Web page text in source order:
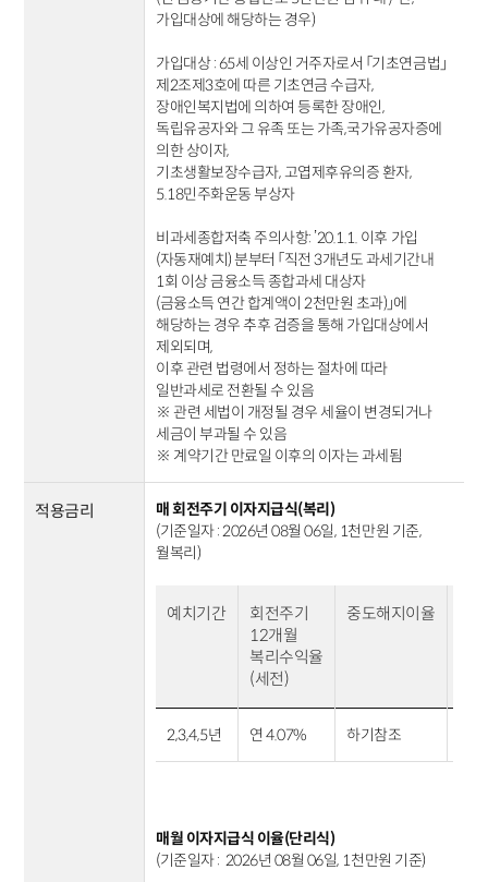
가입대상에 해당하는 경우)
가입대상 : 65세 이상인 거주자로서 「기초연금법」
제2조제3호에 따른 기초연금 수급자,
장애인복지법에 의하여 등록한 장애인,
독립유공자와 그 유족 또는 가족,국가유공자증에
의한 상이자,
기초생활보장수급자, 고엽제후유의증 환자,
5.18민주화운동 부상자
비과세종합저축 주의사항: ’20.1.1. 이후 가입
(자동재예치) 분부터 「직전 3개년도 과세기간내
1회 이상 금융소득 종합과세 대상자
(금융소득 연간 합계액이 2천만원 초과)」에
해당하는 경우 추후 검증을 통해 가입대상에서
제외되며,
이후 관련 법령에서 정하는 절차에 따라
일반과세로 전환될 수 있음
※ 관련 세법이 개정될 경우 세율이 변경되거나
세금이 부과될 수 있음
※ 계약기간 만료일 이후의 이자는 과세됨
적용금리
매 회전주기 이자지급식(복리)
(기준일자 : 2026년 08월 06일, 1천만원 기준,
월복리)
예치기간
회전주기
12개월
복리수익율
(세전)
중도해지이율
2,3,4,5년 연 4.07% 하기참조
매월 이자지급식 이율(단리식)
(기준일자 : 2026년 08월 06일, 1천만원 기준)